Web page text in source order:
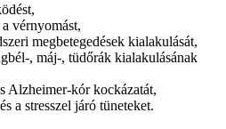
vérnyomást,
megbetegedések kialakulását,
, máj-, tüdőrák kialakulásának
Alzheimer-kór kockázatát,
a stresszel járó tüneteket.